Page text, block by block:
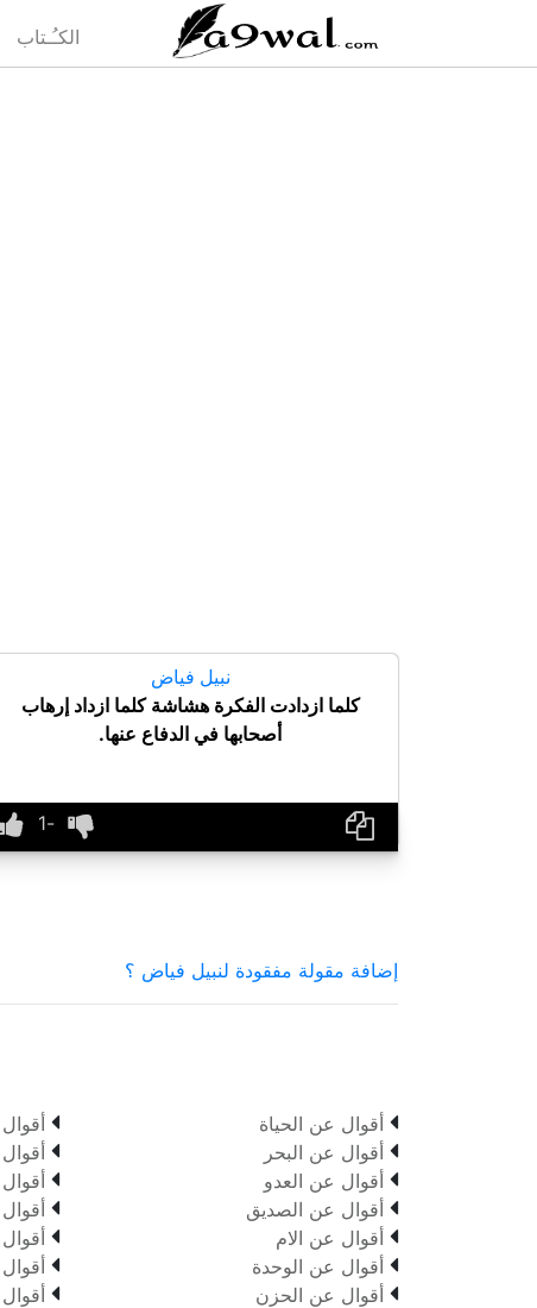
الكـُـتاب
نبيل فياض
كلما ازدادت الفكرة هشاشة كلما ازداد إرهاب
أصحابها في الدفاع عنها.
إضافة مقولة مفقودة لنبيل فياض ؟
 أقوال عن الحياة
 أقوال عن البحر
 أقوال عن العدو
 أقوال عن الصديق
 أقوال عن الام
 أقوال عن الوحدة
 أقوال عن الحزن






